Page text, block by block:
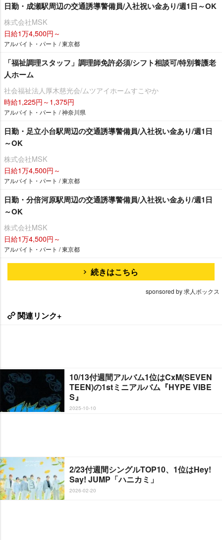
日勤・成瀬駅周辺の交通誘導警備員/入社祝い金あり/週1日～OK
株式会社MSK
日給1万4,500円～
アルバイト・パート / 東京都
「福祉調理スタッフ」調理師免許必須/シフト相談可/特別養護老
人ホーム
社会福祉法人厚木慈光会/ムツアイホームすこやか
時給1,225円～1,375円
アルバイト・パート / 神奈川県
日勤・足立小台駅周辺の交通誘導警備員/入社祝い金あり/週1日
～OK
株式会社MSK
日給1万4,500円～
アルバイト・パート / 東京都
日勤・分倍河原駅周辺の交通誘導警備員/入社祝い金あり/週1日
～OK
株式会社MSK
日給1万4,500円～
アルバイト・パート / 東京都
続きはこちら
sponsored by 求人ボックス
関連リンク+
10/13付週間アルバム1位はCxM(SEVEN
TEEN)の1stミニアルバム『HYPE VIBE
S』
2025-10-10
2/23付週間シングルTOP10、1位はHey!
Say! JUMP「ハニカミ」
2026-02-20